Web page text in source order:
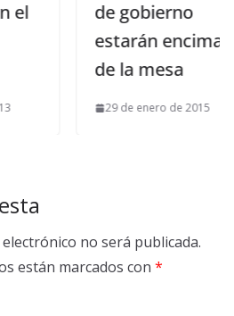
de gobierno
estarán encima
de la mesa
29 de enero de 2015
no será publicada.
están marcados con *